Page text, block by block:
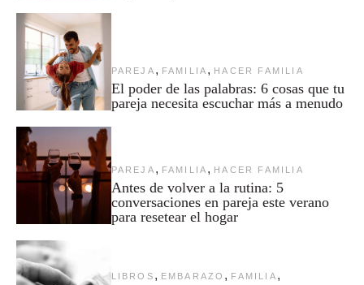
PAREJA , FAMILIA , HACER FAMILIA
El poder de las palabras: 6 cosas que tu
pareja necesita escuchar más a menudo
PAREJA , FAMILIA , HACER FAMILIA
Antes de volver a la rutina: 5
conversaciones en pareja este verano
para resetear el hogar
LIBROS , EMBARAZO , FAMILIA ,